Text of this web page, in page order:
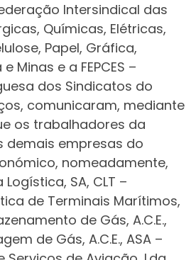
Intersindical das
Químicas, Elétricas,
Papel, Gráfica,
Minas e a FEPCES –
dos Sindicatos do
comunicaram, mediante
os trabalhadores da
demais empresas do
nomeadamente,
SA, CLT –
de Terminais Marítimos,
de Gás, A.C.E.,
de Gás, A.C.E., ASA –